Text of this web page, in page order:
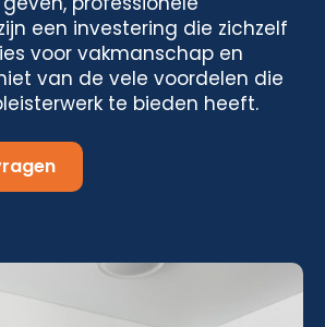
een investering die zichzelf
voor vakmanschap en
van de vele voordelen die
te bieden heeft.